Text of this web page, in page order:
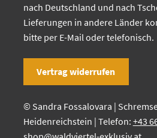
nach Deutschland und nach
Lieferungen in andere Länder
bitte per E-Mail oder telefonisch.
Vertrag widerrufen
© Sandra Fossalovara |
Heidenreichstein | Telefon: +43